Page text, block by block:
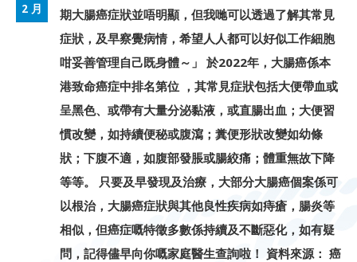
2 月
期大腸癌症狀並唔明顯，但我哋可以透過了解其常見
症狀，及早察覺病情，希望人人都可以好似工作細胞
咁妥善管理自己既身體～」 於2022年，大腸癌係本
港致命癌症中排名第位 ，其常見症狀包括大便帶血或
呈黑色、或帶有大量分泌黏液，或直腸出血；大便習
慣改變，如持續便秘或腹瀉；糞便形狀改變如幼條
狀；下腹不適，如腹部發脹或腸絞痛；體重無故下降
等等。 只要及早發現及治療，大部分大腸癌個案係可
以根治，大腸癌症狀與其他良性疾病如痔瘡，腸炎等
相似，但癌症嘅特徵多數係持續及不斷惡化，如有疑
問，記得儘早向你嘅家庭醫生查詢啦！ 資料來源： 癌